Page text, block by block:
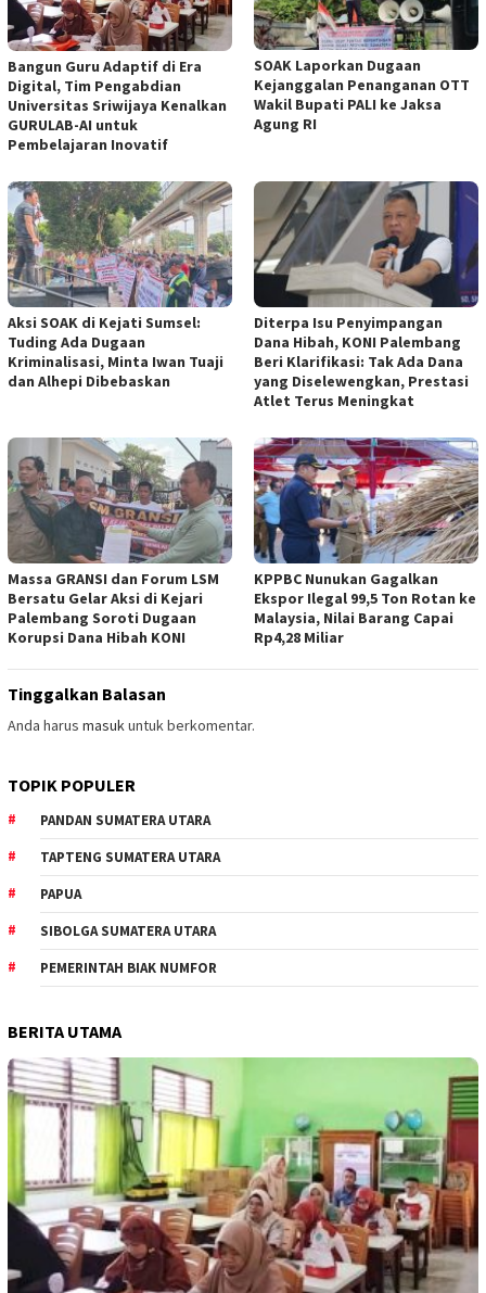
Bangun Guru Adaptif di Era
Digital, Tim Pengabdian
Universitas Sriwijaya Kenalkan
GURULAB-AI untuk
Pembelajaran Inovatif
SOAK Laporkan Dugaan
Kejanggalan Penanganan OTT
Wakil Bupati PALI ke Jaksa
Agung RI
Aksi SOAK di Kejati Sumsel:
Tuding Ada Dugaan
Kriminalisasi, Minta Iwan Tuaji
dan Alhepi Dibebaskan
Diterpa Isu Penyimpangan
Dana Hibah, KONI Palembang
Beri Klarifikasi: Tak Ada Dana
yang Diselewengkan, Prestasi
Atlet Terus Meningkat
Massa GRANSI dan Forum LSM
Bersatu Gelar Aksi di Kejari
Palembang Soroti Dugaan
Korupsi Dana Hibah KONI
KPPBC Nunukan Gagalkan
Ekspor Ilegal 99,5 Ton Rotan ke
Malaysia, Nilai Barang Capai
Rp4,28 Miliar
Tinggalkan Balasan
Anda harus masukuntuk berkomentar.
TOPIK POPULER
PANDAN SUMATERA UTARA
TAPTENG SUMATERA UTARA
PAPUA
SIBOLGA SUMATERA UTARA
PEMERINTAH BIAK NUMFOR
BERITA UTAMA